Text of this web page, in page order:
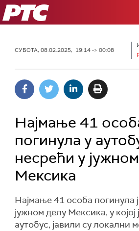
РТС
СУБОТА, 08.02.2025, 19:14 -> 00:08
Најмање 41
погинула у
несрећи у
Мексика
Најмање 41 особа погинула
јужном делу Мексика, у којој
аутобус, јавили су локални